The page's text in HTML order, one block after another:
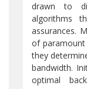
drawn to
algorithms
assurances.
of paramount
they
bandwidth.
optimal